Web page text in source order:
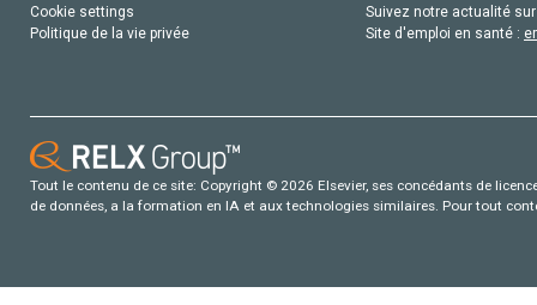
Cookie settings
Politique de la vie privée
Suivez notre actualité
Site d'emploi en santé :
Tout le contenu de ce site: Copyright © 2026 Elsevier, ses concédants de
de données, a la formation en IA et aux technologies similaires. Pour tout